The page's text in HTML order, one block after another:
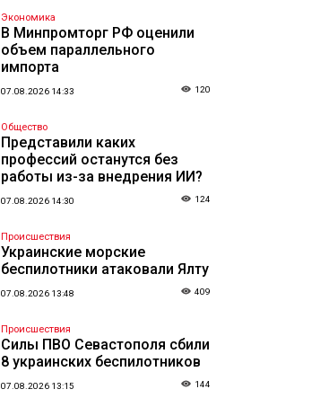
Экономика
В Минпромторг РФ оценили
объем параллельного
импорта
07.08.2026 14:33 120
Общество
Представили каких
профессий останутся без
работы из-за внедрения ИИ?
07.08.2026 14:30 124
Происшествия
Украинские морские
беспилотники атаковали Ялту
07.08.2026 13:48 409
Происшествия
Силы ПВО Севастополя сбили
8 украинских беспилотников
07.08.2026 13:15 144